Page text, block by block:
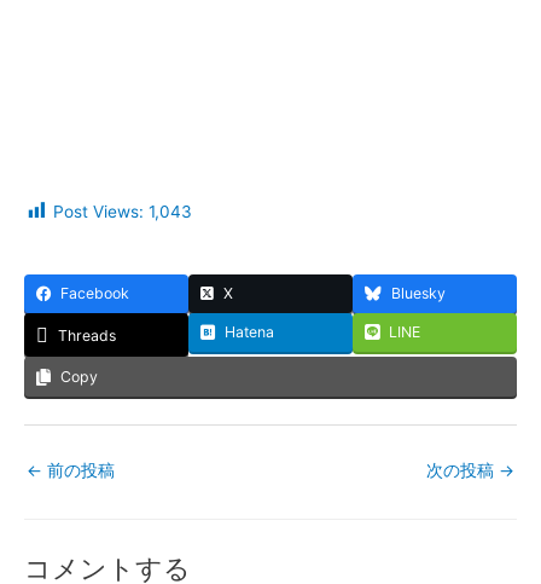
Post Views: 1,043
Facebook X Bluesky
Threads Hatena LINE
Copy
← 前の投稿 次の投稿 →
コメントする